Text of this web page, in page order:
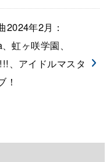
2024年2月：
虹ヶ咲学園、
、アイドルマスタ
！